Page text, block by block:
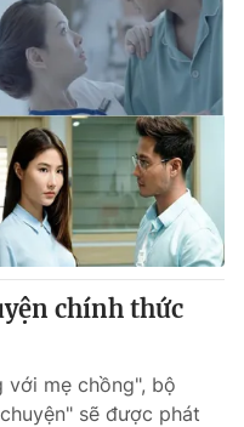
Thể thao
sản
lòng Việt
mình bằng AI
chính thức
với mẹ chồng", bộ
sẽ được phát